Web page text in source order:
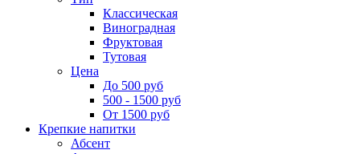
Классическая
Виноградная
Фруктовая
Тутовая
Цена
До 500 руб
500 - 1500 руб
От 1500 руб
Крепкие напитки
Абсент